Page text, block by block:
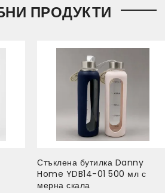
ПРОДУКТИ
Стъклена бутилка Danny
Home YDB14-01 500 мл с
мерна скала